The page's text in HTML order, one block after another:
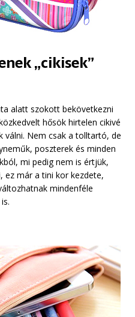
„cikisek”
alatt szokott bekövetkezni
hősök hirtelen cikivé
válni. Nem csak a tolltartó, de
poszterek és minden
mi pedig nem is értjük,
ez már a tini kor kezdete,
mindenféle